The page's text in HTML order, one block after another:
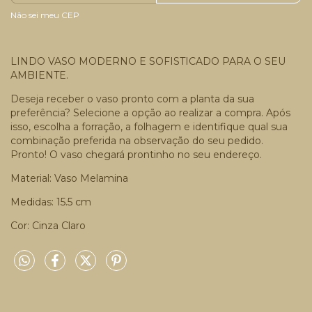
Não sei meu CEP
LINDO VASO MODERNO E SOFISTICADO PARA O SEU
AMBIENTE.
Deseja receber o vaso pronto com a planta da sua
preferência? Selecione a opção ao realizar a compra. Após
isso, escolha a forração, a folhagem e identifique qual sua
combinação preferida na observação do seu pedido.
Pronto! O vaso chegará prontinho no seu endereço.
Material: Vaso Melamina
Medidas: 15.5 cm
Cor: Cinza Claro